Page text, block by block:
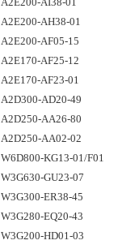
A2E200-AH38-01
A2E200-AF05-15
A2E170-AF25-12
A2E170-AF23-01
A2D300-AD20-49
A2D250-AA26-80
A2D250-AA02-02
W6D800-KG13-01/F01
W3G630-GU23-07
W3G300-ER38-45
W3G280-EQ20-43
W3G200-HD01-03